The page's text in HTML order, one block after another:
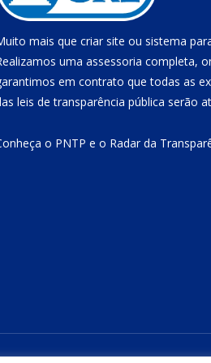
mais que criar site ou sistema
uma assessoria completa,
em contrato que todas as
leis de transparência pública serão
o PNTP e o Radar da